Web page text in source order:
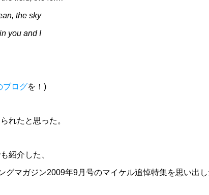
the sky
you and I
ブログを！)
れたと思った。
紹介した、
グマガジン2009年9月号のマイケル追悼特集を思い出し